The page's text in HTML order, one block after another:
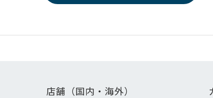
店舗（国内・海外）